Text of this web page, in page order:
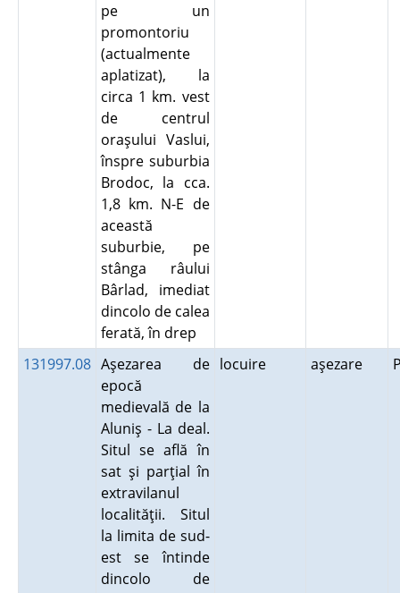
pe un
promontoriu
(actualmente
aplatizat), la
circa 1 km. vest
de centrul
oraşului Vaslui,
înspre suburbia
Brodoc, la cca.
1,8 km. N-E de
această
suburbie, pe
stânga râului
Bârlad, imediat
dincolo de calea
ferată, în drep
131997.08 Aşezarea de
epocă
medievală de la
Aluniş - La deal.
Situl se află în
sat şi parţial în
extravilanul
localităţii. Situl
la limita de sud-
est se întinde
dincolo de
locuire aşezare